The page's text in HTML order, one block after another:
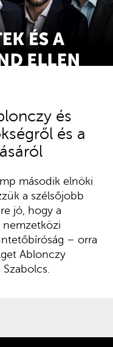
és
és a
második elnöki
a szélsőjobb
jó, hogy a
nemzetközi
– orra
Ablonczy
Szabolcs.